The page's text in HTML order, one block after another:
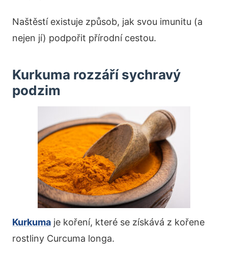
Naštěstí existuje způsob, jak svou imunitu (a
nejen jí) podpořit přírodní cestou.
Kurkuma rozzáří sychravý
podzim
Kurkuma je koření, které se získává z kořene
rostliny Curcuma longa.